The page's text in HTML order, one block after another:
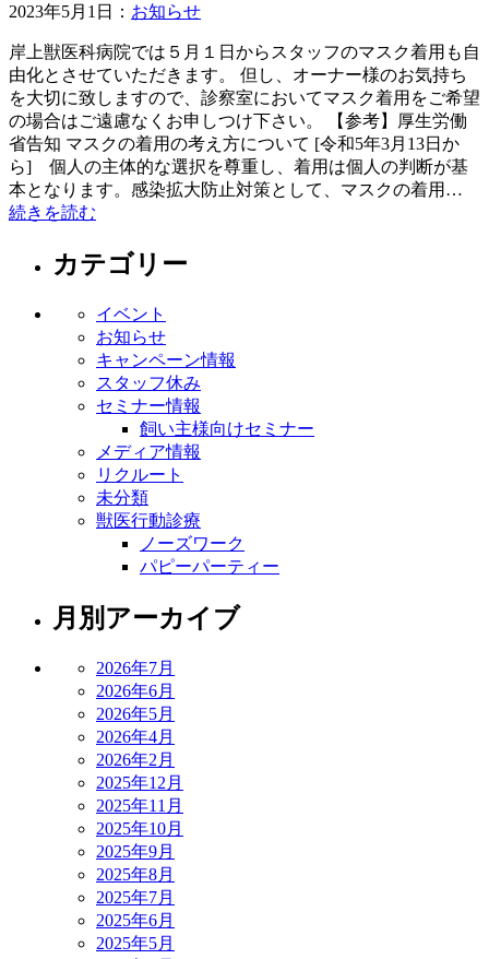
2023年5月1日： お知らせ
岸上獣医科病院では５月１日からスタッフのマスク着用も自
由化とさせていただきます。 但し、オーナー様のお気持ち
を大切に致しますので、診察室においてマスク着用をご希望
の場合はご遠慮なくお申しつけ下さい。 【参考】厚生労働
省告知 マスクの着用の考え方について [令和5年3月13日か
ら] 個人の主体的な選択を尊重し、着用は個人の判断が基
本となります。感染拡大防止対策として、マスクの着用…
続きを読む
カテゴリー
イベント
お知らせ
キャンペーン情報
スタッフ休み
セミナー情報
飼い主様向けセミナー
メディア情報
リクルート
未分類
獣医行動診療
ノーズワーク
パピーパーティー
月別アーカイブ
2026年7月
2026年6月
2026年5月
2026年4月
2026年2月
2025年12月
2025年11月
2025年10月
2025年9月
2025年8月
2025年7月
2025年6月
2025年5月